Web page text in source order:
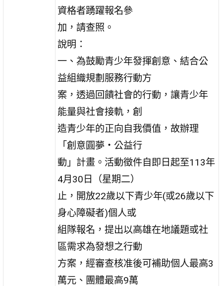
資格者踴躍報名參
加，請查照。
說明：
一、為鼓勵青少年發揮創意、結合公
益組織規劃服務行動方
案，透過回饋社會的行動，讓青少年
能量與社會接軌，創
造青少年的正向自我價值，故辦理
「創意圓夢‧公益行
動」計畫。活動徵件自即日起至113年
4月30日（星期二）
止，開放22歲以下青少年(或26歲以下
身心障礙者)個人或
組隊報名，提出以高雄在地議題或社
區需求為發想之行動
方案，經審查核准後可補助個人最高3
萬元、團體最高9萬